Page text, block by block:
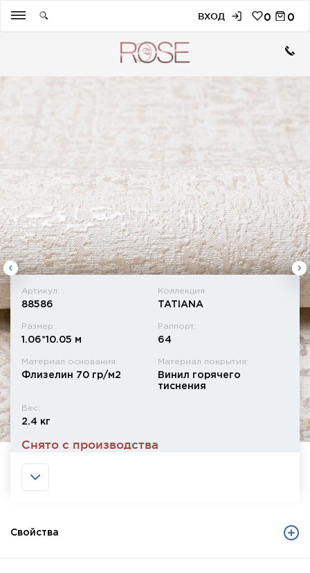
ВХОД 0 0
Артикул: :
88586
Коллекция
TATIANA
Размер:
1.06*10.05 м
Раппорт:
64
Материал основания:
Флизелин 70 гр/м2
Материал покрытия:
Винил горячего
тиснения
Вес:
2.4 кг
Снято с производства
Свойства